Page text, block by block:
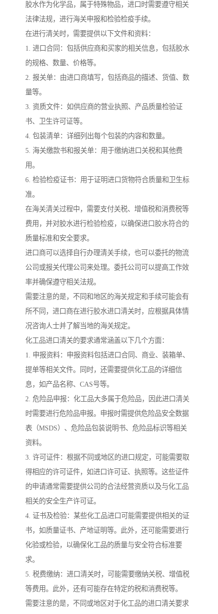
胶水作为化学品，属于特殊物品，进口时需要遵守相关
法律法规，进行海关申报和检验检疫手续。
在进行清关时，需要提供以下文件和资料：
1. 进口合同：包括供应商和买家的相关信息，包括胶水
的规格、数量、价格等。
2. 报关单：由进口商填写，包括商品的描述、货值、数
量等。
3. 资质文件：如供应商的营业执照、产品质量检验证
书、卫生许可证等。
4. 包装清单：详细列出每个包装的内容和数量。
5. 海关缴款书和报关单：用于缴纳进口关税和其他费
用。
6. 检验检疫证书：用于证明进口货物符合质量和卫生标
准。
在海关清关过程中，需要支付关税、增值税和消费税等
费用，并对胶水进行检验检疫，以确保进口胶水符合的
质量标准和安全要求。
进口商可以选择自行办理清关手续，也可以委托的物流
公司或报关代理公司来处理。委托公司可以提高工作效
率并确保遵守相关法规。
需要注意的是，不同和地区的海关规定和手续可能会有
所不同，进口商在进行胶水进口清关时，应根据具体情
况咨询人士并了解当地的海关规定。
化工品进口清关的要求通常涵盖以下几个方面：
1. 申报资料：申报资料包括进口合同、商业、装箱单、
提单等相关文件。同时，还需要提供化工品的详细信
息，如产品名称、CAS号等。
2. 危险品申报：化工品大多属于危险品，因此进口清关
时需要进行危险品申报。申报时需提供危险品安全数据
表（MSDS）、危险品包装说明书、危险品标识等相关
资料。
3. 许可证件：根据不同或地区的进口规定，可能需要取
得相应的许可证件，如进口许可证、执照等。这些证件
的申请通常需要提供公司的合法经营资质以及与化工品
相关的安全生产许可证。
4. 证书及检验：某些化工品进口可能需要提供相关的证
书，如质量证书、产地证明等。此外，还可能需要进行
化验或检验，以确保化工品的质量与安全符合标准要
求。
5. 税费缴纳：进口清关时，可能需要缴纳关税、增值税
等费用。此外，还有可能存在特定的税和消费税等。
需要注意的是，不同或地区对于化工品的进口清关要求